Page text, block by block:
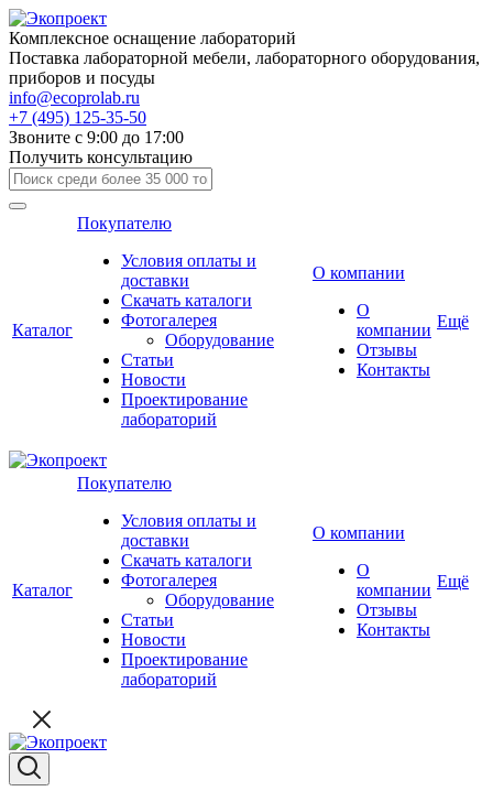
Комплексное оснащение лабораторий
Поставка лабораторной мебели, лабораторного оборудования,
приборов и посуды
info@ecoprolab.ru
+7 (495) 125-35-50
Звоните с 9:00 до 17:00
Получить консультацию
Каталог
Покупателю
Условия оплаты и
доставки
Скачать каталоги
Фотогалерея
Оборудование
Статьи
Новости
Проектирование
лабораторий
О компании
О
компании
Отзывы
Контакты
Ещё
Каталог
Покупателю
Условия оплаты и
доставки
Скачать каталоги
Фотогалерея
Оборудование
Статьи
Новости
Проектирование
лабораторий
О компании
О
компании
Отзывы
Контакты
Ещё